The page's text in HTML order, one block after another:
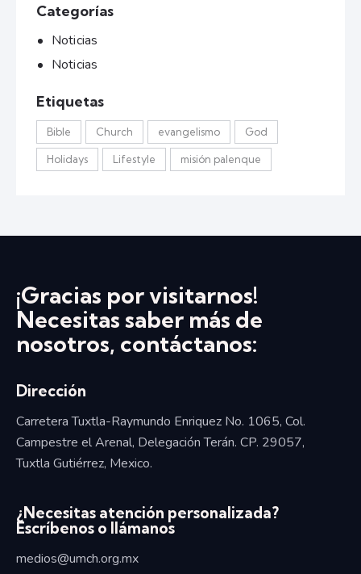
Categorías
Noticias
Noticias
Etiquetas
Bible Church evangelismo God
Holidays Lifestyle misión palenque
¡Gracias por visitarnos!
Necesitas saber más de
nosotros, contáctanos:
Dirección
Carretera Tuxtla-Raymundo Enriquez No. 1065, Col.
Campestre el Arenal, Delegación Terán. CP. 29057,
Tuxtla Gutiérrez, Mexico.
¿Necesitas atención personalizada?
Escríbenos o llámanos
medios@umch.org.mx